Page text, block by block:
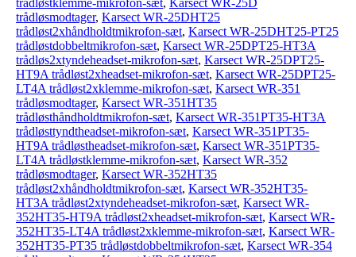
trådløstklemme-mikrofon-sæt, Karsect WR-25D
trådløsmodtager, Karsect WR-25DHT25
trådløst2xhåndholdtmikrofon-sæt, Karsect WR-25DHT25-PT25
trådløstdobbeltmikrofon-sæt, Karsect WR-25DPT25-HT3A
trådløs2xtyndeheadset-mikrofon-sæt, Karsect WR-25DPT25-
HT9A trådløst2xheadset-mikrofon-sæt, Karsect WR-25DPT25-
LT4A trådløst2xklemme-mikrofon-sæt, Karsect WR-351
trådløsmodtager, Karsect WR-351HT35
trådløsthåndholdtmikrofon-sæt, Karsect WR-351PT35-HT3A
trådløsttyndtheadset-mikrofon-sæt, Karsect WR-351PT35-
HT9A trådløstheadset-mikrofon-sæt, Karsect WR-351PT35-
LT4A trådløstklemme-mikrofon-sæt, Karsect WR-352
trådløsmodtager, Karsect WR-352HT35
trådløst2xhåndholdtmikrofon-sæt, Karsect WR-352HT35-
HT3A trådløst2xtyndeheadset-mikrofon-sæt, Karsect WR-
352HT35-HT9A trådløst2xheadset-mikrofon-sæt, Karsect WR-
352HT35-LT4A trådløst2xklemme-mikrofon-sæt, Karsect WR-
352HT35-PT35 trådløstdobbeltmikrofon-sæt, Karsect WR-354